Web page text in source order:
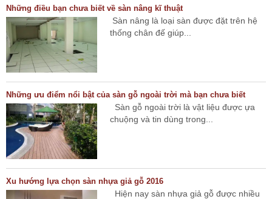
Những điều bạn chưa biết về sàn nâng kĩ thuật
Sàn nâng là loại sàn được đặt trên hệ
thống chân đế giúp...
Những ưu điểm nổi bật của sàn gỗ ngoài trời mà bạn chưa biết
Sàn gỗ ngoài trời là vật liệu được ựa
chuộng và tin dùng trong...
Xu hướng lựa chọn sàn nhựa giả gỗ 2016
Hiện nay sàn nhựa giả gỗ được nhiều